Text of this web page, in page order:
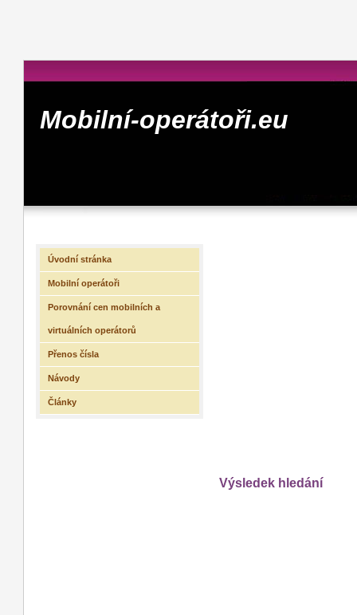
Mobilní-operátoři.eu
Výsledek hledání
Úvodní stránka
Mobilní operátoři
Porovnání cen mobilních a
virtuálních operátorů
Přenos čísla
Návody
Články